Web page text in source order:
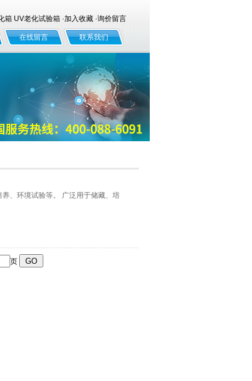
箱 UV老化试验箱 ·加入收藏·询价留言
在线留言 联系我们
、环境试验等。 广泛用于储藏、培
页